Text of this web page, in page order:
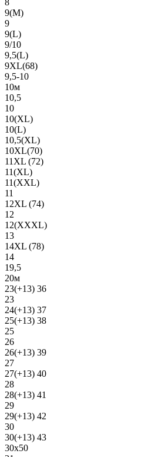
9(М)
9
9(L)
9/10
9,5(L)
9XL(68)
9,5-10
10м
10,5
10
10(XL)
10(L)
10,5(XL)
10XL(70)
11XL (72)
11(XL)
11(XXL)
11
12XL (74)
12
12(ХХХL)
13
14XL (78)
14
19,5
20м
23(+13) 36
23
24(+13) 37
25(+13) 38
25
26
26(+13) 39
27
27(+13) 40
28
28(+13) 41
29
29(+13) 42
30
30(+13) 43
30х50